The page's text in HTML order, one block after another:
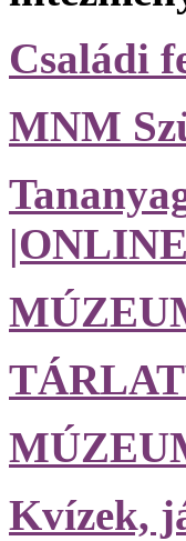
Családi
MNM
Kvízek,